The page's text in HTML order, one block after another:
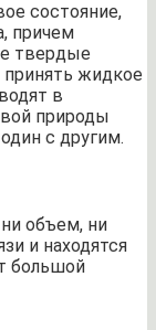
состояние,
причем
твердые
жидкое
в
природы
с другим.
объем, ни
и находятся
большой